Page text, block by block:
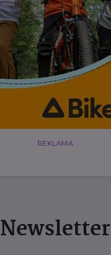
REKLAMA
Newsletter